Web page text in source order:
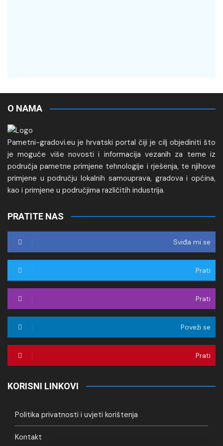
O NAMA
Pametni-gradovi.eu je hrvatski portal čiji je cilj objediniti što
je moguće više novosti i informacija vezanih za teme iz
područja pametne primjene tehnologije i rješenja, te njihove
primjene u području lokalnih samouprava, gradova i općina,
kao i primjene u područjima različitih industrija.
PRATITE NAS
Sviđa mi se
Prati
Prati
Poveži se
Prati
KORISNI LINKOVI
Politika privatnosti i uvjeti korištenja
Kontakt